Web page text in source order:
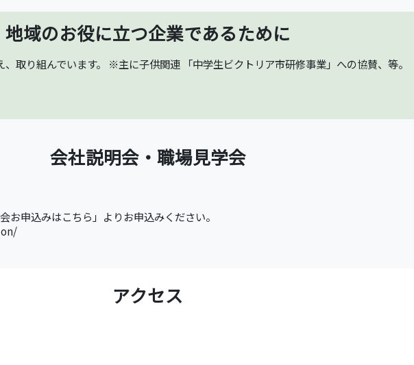
地域のお役に立つ企業であるために
取り組んでいます。 ※主に子供関連 「中学生ビクトリア市研修事業」への協賛、等。
会社説明会・職場見学会
申込みはこちら」よりお申込みください。
アクセス